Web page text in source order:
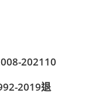
202110
2019退